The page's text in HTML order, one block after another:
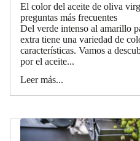
El color del aceite de oliva
preguntas más frecuentes
Del verde intenso al amarillo
extra tiene una variedad de
características. Vamos a
por el aceite...
Leer más...